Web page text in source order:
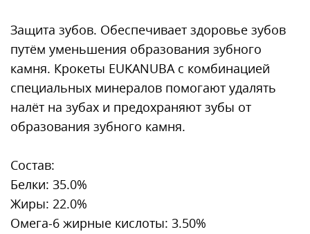
Защита зубов. Обеспечивает здоровье зубов
путём уменьшения образования зубного
камня. Крокеты EUKANUBA с комбинацией
специальных минералов помогают удалять
налёт на зубах и предохраняют зубы от
образования зубного камня.
Состав:
Белки: 35.0%
Жиры: 22.0%
Омега-6 жирные кислоты: 3.50%